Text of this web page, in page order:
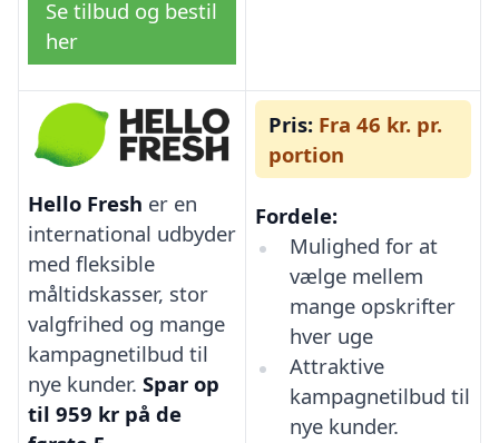
Se tilbud og bestil
her
Hello Fresh er en
international udbyder
med fleksible
måltidskasser, stor
valgfrihed og mange
kampagnetilbud til
nye kunder. Spar op
til 959 kr på de
Pris: Fra 46 kr. pr.
portion
Fordele:
Mulighed for at
vælge mellem
mange opskrifter
hver uge
Attraktive
kampagnetilbud til
nye kunder.